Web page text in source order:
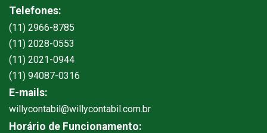
Telefones:
(11) 2966-8785
(11) 2028-0553
(11) 2021-0944
(11) 94087-0316
E-mails:
willycontabil@willycontabil.com.br
Horário de Funcionamento: